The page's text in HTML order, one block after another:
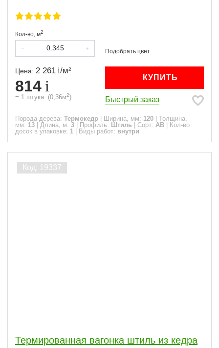
Кол-во, м2
Цена: 2 261 /м2
814
= 1 штука (0,36м2)
КУПИТЬ
Быстрый заказ
Порода дерева: Термокедр Ширина, мм: 120
Толщина,
мм: 13 Длина, м: 3 Профиль: Штиль Сорт: АВ
Кол-во
досок в упаковке: 1 Виды работ: внутри
Термированная вагонка штиль из кедра